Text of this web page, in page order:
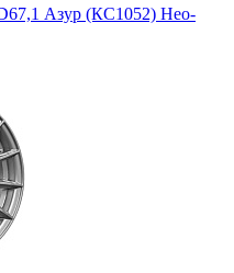
Азур (КС1052) Нео-